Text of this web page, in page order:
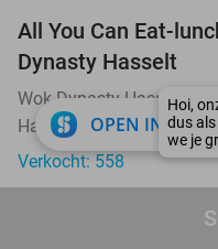
All You Can Eat-
Dynasty Hasselt
Wok Dynasty Hasselt
Hasselt
Verkocht: 558
OPEN IN APP